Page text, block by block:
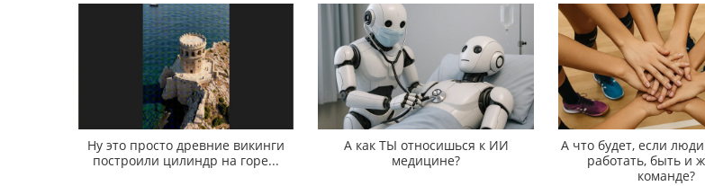
Ну это просто древние викинги
построили цилиндр на горе...
А как ТЫ относишься к ИИ
медицине?
А что будет, если
работать, быть и
команде?